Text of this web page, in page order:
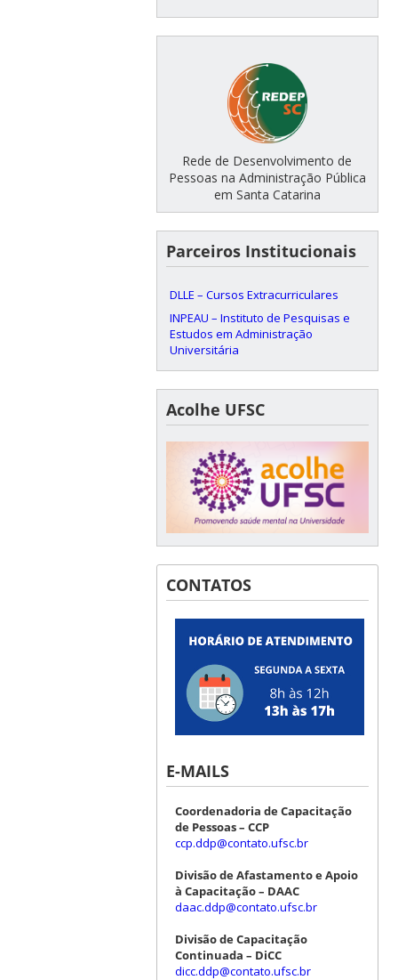
Rede de Desenvolvimento de
Pessoas na Administração Pública
em Santa Catarina
Parceiros Institucionais
DLLE – Cursos Extracurriculares
INPEAU – Instituto de Pesquisas e
Estudos em Administração
Universitária
Acolhe UFSC
CONTATOS
E-MAILS
Coordenadoria de Capacitação
de Pessoas – CCP
ccp.ddp@contato.ufsc.br
Divisão de Afastamento e Apoio
à Capacitação – DAAC
daac.ddp@contato.ufsc.br
Divisão de Capacitação
Continuada – DiCC
dicc.ddp@contato.ufsc.br